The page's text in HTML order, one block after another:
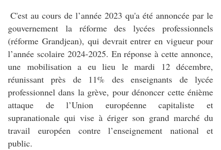
C'est au cours de l’année 2023 qu'a été annoncée par le
gouvernement la réforme des lycées professionnels
(réforme Grandjean), qui devrait entrer en vigueur pour
l’année scolaire 2024-2025. En réponse à cette annonce,
une mobilisation a eu lieu le mardi 12 décembre,
réunissant près de 11% des enseignants de lycée
professionnel dans la grève, pour dénoncer cette énième
attaque de l’Union européenne capitaliste et
supranationale qui vise à ériger son grand marché du
travail européen contre l’enseignement national et
public.